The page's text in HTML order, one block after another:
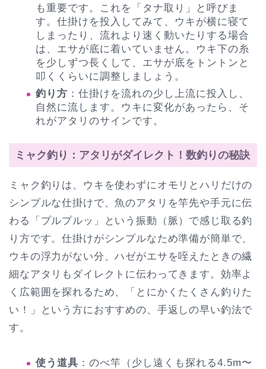
も重要です。これを「タナ取り」と呼びま
す。仕掛けを投入してみて、ウキが横に寝て
しまったり、流れより速く動いたりする場合
は、エサが底に着いていません。ウキ下の糸
を少しずつ長くして、エサが底をトントンと
叩くくらいに調整しましょう。
釣り方 ：仕掛けを流れの少し上流に投入し、
自然に流します。ウキに変化があったら、そ
れがアタリのサインです。
ミャク釣り：アタリがダイレクト！数釣りの秘訣
ミャク釣りは、ウキを使わずにオモリとハリだけの
シンプルな仕掛けで、魚のアタリを竿先や手元に伝
わる「プルプルッ」という振動（脈）で感じ取る釣
り方です。仕掛けがシンプルなため準備が簡単で、
ウキの浮力がない分、ハゼがエサを咥えたときの繊
細なアタリもダイレクトに伝わってきます。効率よ
く広範囲を探れるため、「とにかくたくさん釣りた
い！」という方におすすめの、手返しの早い釣法で
す。
使う道具 ：のべ竿（少し遠くも探れる4.5m〜